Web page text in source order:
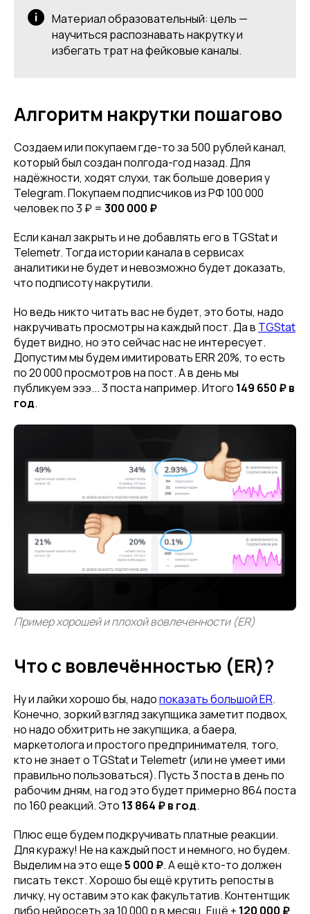
Материал образовательный: цель —
научиться распознавать накрутку и
избегать трат на фейковые каналы.
Алгоритм накрутки пошагово
Создаем или покупаем где-то за 500 рублей канал,
который был создан полгода-год назад. Для
надёжности, ходят слухи, так больше доверия у
Telegram. Покупаем подписчиков из РФ 100 000
человек по 3 ₽ = 300 000 ₽
Если канал закрыть и не добавлять его в TGStat и
Telemetr. Тогда истории канала в сервисах
аналитики не будет и невозможно будет доказать,
что подписоту накрутили.
Но ведь никто читать вас не будет, это боты, надо
накручивать просмотры на каждый пост. Да в TGStat
будет видно, но это сейчас нас не интересует.
Допустим мы будем имитировать ERR 20%, то есть
по 20 000 просмотров на пост. А в день мы
публикуем эээ... 3 поста например. Итого 149 650 ₽ в
год.
Пример хорошей и плохой вовлеченности (ER)
Что с вовлечённостью (ER)?
Ну и лайки хорошо бы, надопоказать большой ER.
Конечно, зоркий взгляд закупщика заметит подвох,
но надо обхитрить не закупщика, а баера,
маркетолога и простого предпринимателя, того,
кто не знает о TGStat и Telemetr (или не умеет ими
правильно пользоваться). Пусть 3 поста в день по
рабочим дням, на год это будет примерно 864 поста
по 160 реакций. Это 13 864 ₽ в год.
Плюс еще будем подкручивать платные реакции.
Для куражу! Не на каждый пост и немного, но будем.
Выделим на это еще5 000 ₽. А ещё кто-то должен
писать текст. Хорошо бы ещё крутить репосты в
личку, ну оставим это как факультатив. Контентщик
либо нейросеть за 10 000 р в месяц. Ещё + 120 000 ₽